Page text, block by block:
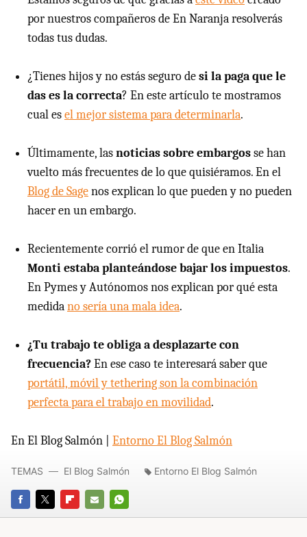
por nuestros compañeros de En Naranja resolverás
todas tus dudas.
¿Tienes hijos y no estás seguro desi la paga que le
das es la correcta? En este artículo te mostramos
cual esel mejor sistema para determinarla.
Últimamente, lasnoticias sobre embargosse han
vuelto más frecuentes de lo que quisiéramos. En el
Blog de Sagenos explican lo que pueden y no pueden
hacer en un embargo.
Recientemente corrió el rumor de que en Italia
Monti estaba planteándose bajar los impuestos.
En Pymes y Autónomos nos explican por qué esta
medidano sería una mala idea.
¿Tu trabajo te obliga a desplazarte con
frecuencia?En ese caso te interesará saber que
portátil, móvil y tethering son la combinación
perfecta para el trabajo en movilidad.
En El Blog Salmón | Entorno El Blog Salmón
FACEBOOK
TWITTERFLIPBOARD
E-
WHATSAPP
TEMAS El Blog Salmón Entorno El Blog Salmón